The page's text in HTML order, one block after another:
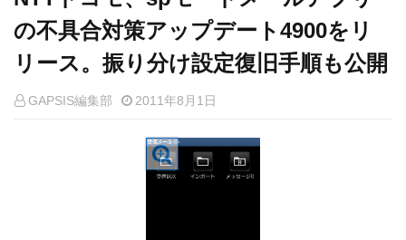
の不具合対策アップデート4900をリ
リース。振り分け設定復旧手順も公開
GAPSIS編集部 2011年8月1日